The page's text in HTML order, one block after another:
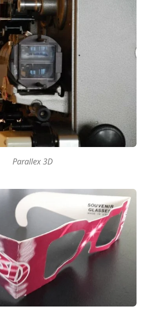
Parallex 3D